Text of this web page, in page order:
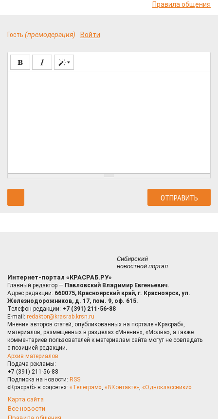
Правила общения
Гость (премодерация) Войти
Сибирский
новостной портал
Интернет-портал «КРАСРАБ.РУ»
Главный редактор — Павловский Владимир Евгеньевич.
Адрес редакции: 660075, Красноярский край, г. Красноярск, ул.
Железнодорожников, д. 17, пом. 9, оф. 615.
Телефон редакции: +7 (391) 211-56-88
E-mail: redaktor@krasrab.krsn.ru
Мнения авторов статей, опубликованных на портале «Красраб»,
материалов, размещённых в разделах «Мнения», «Молва», а также
комментариев пользователей к материалам сайта могут не совпадать
с позицией редакции.
Архив материалов
Подача рекламы:
+7 (391) 211-56-88
Подписка на новости: RSS
«Красраб» в соцсетях: «Телеграм», «ВКонтакте», «Одноклассники»
Карта сайта
Все новости